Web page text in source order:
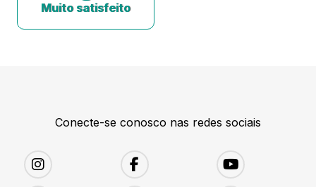
Muito satisfeito
Conecte-se conosco nas redes sociais